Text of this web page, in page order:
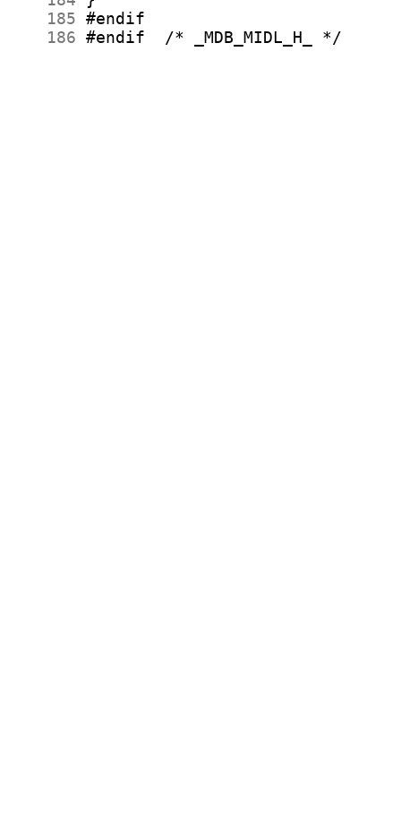
    185
    186